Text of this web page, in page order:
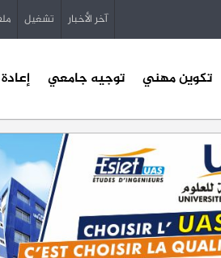
آخر الأخبار تشغيل
تكوين مهني توجيه جامعي